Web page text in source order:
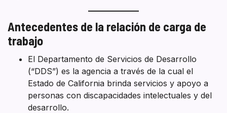
Antecedentes de la relación de carga de
trabajo
El Departamento de Servicios de Desarrollo
(“DDS”) es la agencia a través de la cual el
Estado de California brinda servicios y apoyo a
personas con discapacidades intelectuales y del
desarrollo.